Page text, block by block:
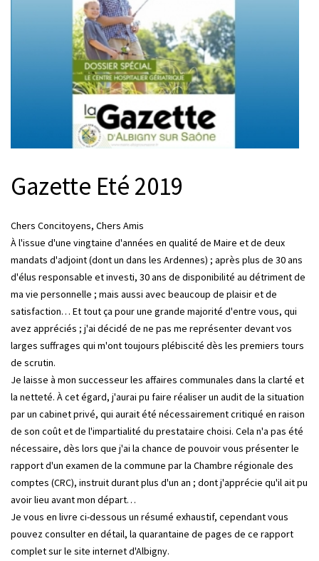
Gazette Eté 2019
Chers Concitoyens, Chers Amis
À l'issue d'une vingtaine d'années en qualité de Maire et de deux
mandats d'adjoint (dont un dans les Ardennes) ; après plus de 30 ans
d'élus responsable et investi, 30 ans de disponibilité au détriment de
ma vie personnelle ; mais aussi avec beaucoup de plaisir et de
satisfaction… Et tout ça pour une grande majorité d'entre vous, qui
avez appréciés ; j'ai décidé de ne pas me représenter devant vos
larges suffrages qui m'ont toujours plébiscité dès les premiers tours
de scrutin.
Je laisse à mon successeur les affaires communales dans la clarté et
la netteté. À cet égard, j'aurai pu faire réaliser un audit de la situation
par un cabinet privé, qui aurait été nécessairement critiqué en raison
de son coût et de l'impartialité du prestataire choisi. Cela n'a pas été
nécessaire, dès lors que j'ai la chance de pouvoir vous présenter le
rapport d'un examen de la commune par la Chambre régionale des
comptes (CRC), instruit durant plus d'un an ; dont j'apprécie qu'il ait pu
avoir lieu avant mon départ…
Je vous en livre ci-dessous un résumé exhaustif, cependant vous
pouvez consulter en détail, la quarantaine de pages de ce rapport
complet sur le site internet d'Albigny.